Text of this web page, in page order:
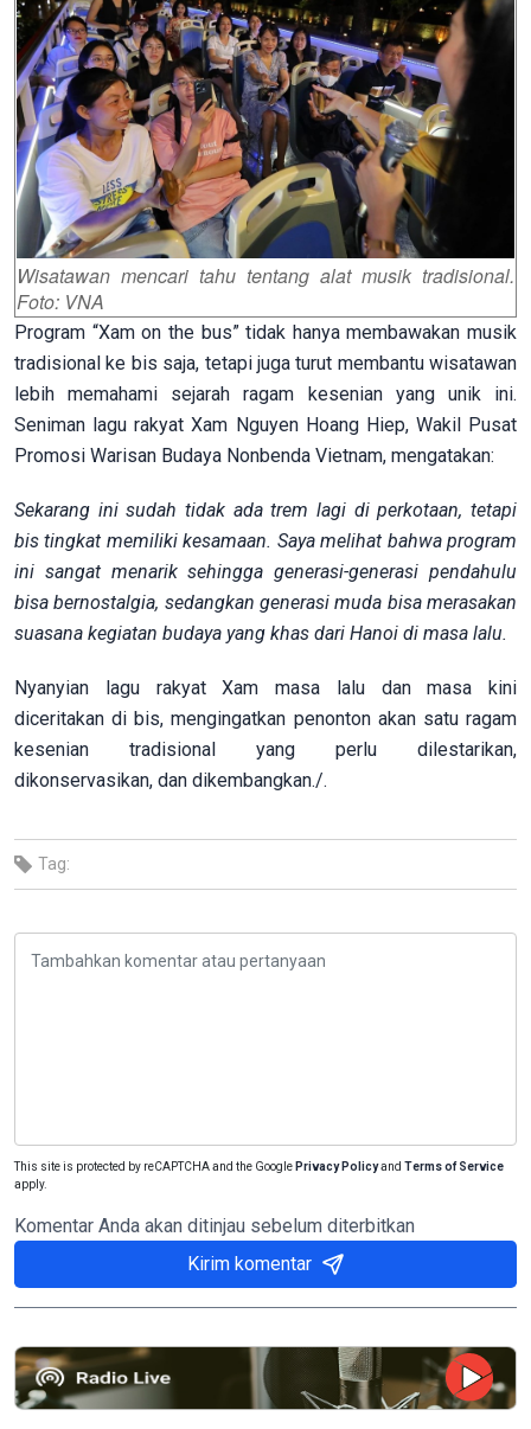
Wisatawan mencari tahu tentang alat musik tradisional.
Foto: VNA
Program “Xam on the bus” tidak hanya membawakan musik
tradisional ke bis saja, tetapi juga turut membantu wisatawan
lebih memahami sejarah ragam kesenian yang unik ini.
Seniman lagu rakyat Xam Nguyen Hoang Hiep, Wakil Pusat
Promosi Warisan Budaya Nonbenda Vietnam, mengatakan:
Sekarang ini sudah tidak ada trem lagi di perkotaan, tetapi
bis tingkat memiliki kesamaan. Saya melihat bahwa program
ini sangat menarik sehingga generasi-generasi pendahulu
bisa bernostalgia, sedangkan generasi muda bisa merasakan
suasana kegiatan budaya yang khas dari Hanoi di masa lalu.
Nyanyian lagu rakyat Xam masa lalu dan masa kini
diceritakan di bis, mengingatkan penonton akan satu ragam
kesenian tradisional yang perlu dilestarikan,
dikonservasikan, dan dikembangkan./.
Tag:
This site is protected by reCAPTCHA and the Google Privacy Policyand Terms of Service
apply.
Komentar Anda akan ditinjau sebelum diterbitkan
Kirim komentar